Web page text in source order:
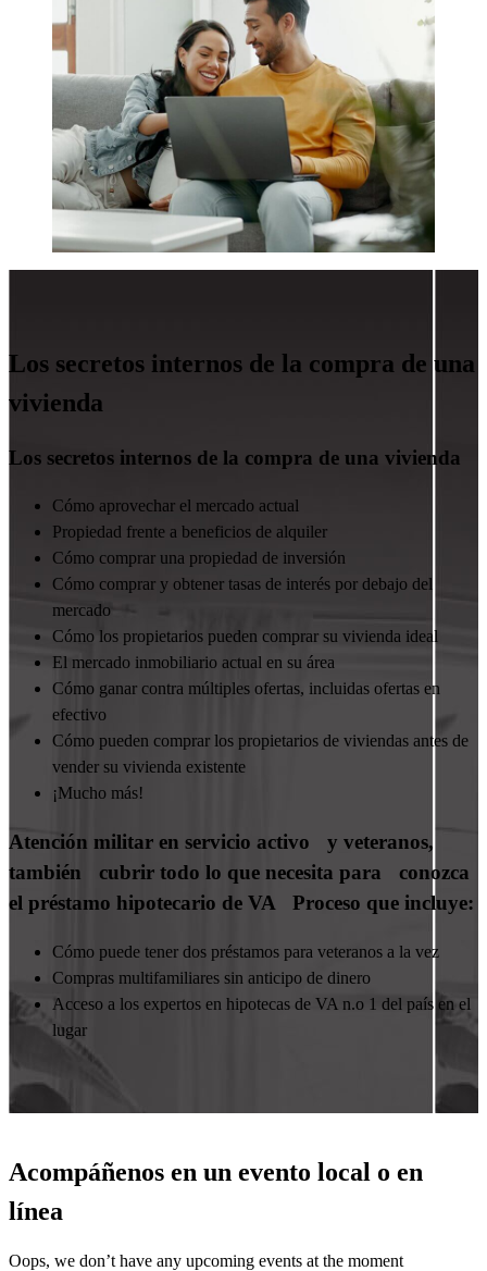
Los secretos internos de la compra de una
vivienda
Los secretos internos de la compra de una vivienda
Cómo aprovechar el mercado actual
Propiedad frente a beneficios de alquiler
Cómo comprar una propiedad de inversión
Cómo comprar y obtener tasas de interés por debajo del
mercado
Cómo los propietarios pueden comprar su vivienda ideal
El mercado inmobiliario actual en su área
Cómo ganar contra múltiples ofertas, incluidas ofertas en
efectivo
Cómo pueden comprar los propietarios de viviendas antes de
vender su vivienda existente
¡Mucho más!
Atención militar en servicio activo y veteranos,
también cubrir todo lo que necesita para conozca
el préstamo hipotecario de VA Proceso que incluye:
Cómo puede tener dos préstamos para veteranos a la vez
Compras multifamiliares sin anticipo de dinero
Acceso a los expertos en hipotecas de VA n.o 1 del país en el
lugar
Acompáñenos en un evento local o en
línea
Oops, we don’t have any upcoming events at the moment